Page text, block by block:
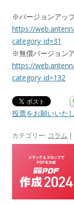
※バージョンアッ
https://
category_id=31
※無償バージョン
https://
category_id=132
投票をお願いいた
カテゴリー: コラム |